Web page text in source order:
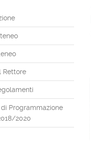
Rettore
Programmazione
2020